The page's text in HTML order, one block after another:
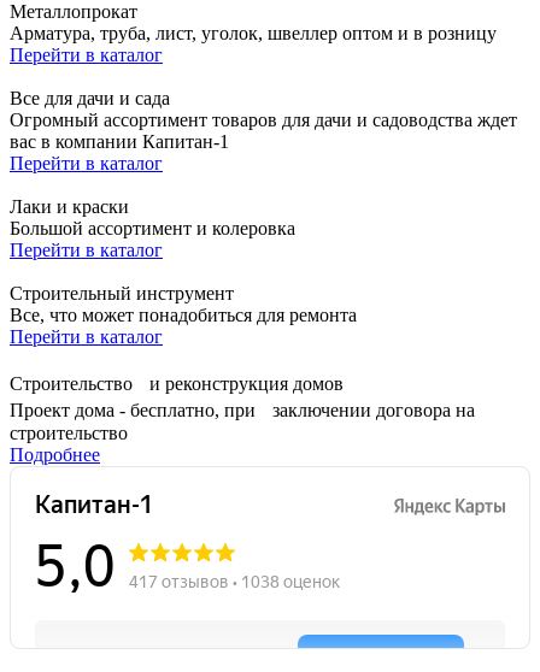
Металлопрокат
Арматура, труба, лист, уголок, швеллер оптом и в розницу
Перейти в каталог
Все для дачи и сада
Огромный ассортимент товаров для дачи и садоводства ждет
вас в компании Капитан-1
Перейти в каталог
Лаки и краски
Большой ассортимент и колеровка
Перейти в каталог
Строительный инструмент
Все, что может понадобиться для ремонта
Перейти в каталог
Строительство и реконструкция домов
Проект дома - бесплатно, при заключении договора на
строительство
Подробнее